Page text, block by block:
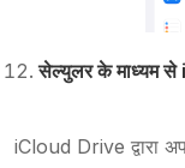
सेल्युलर के माध्यम
iCloud Drive द्वारा